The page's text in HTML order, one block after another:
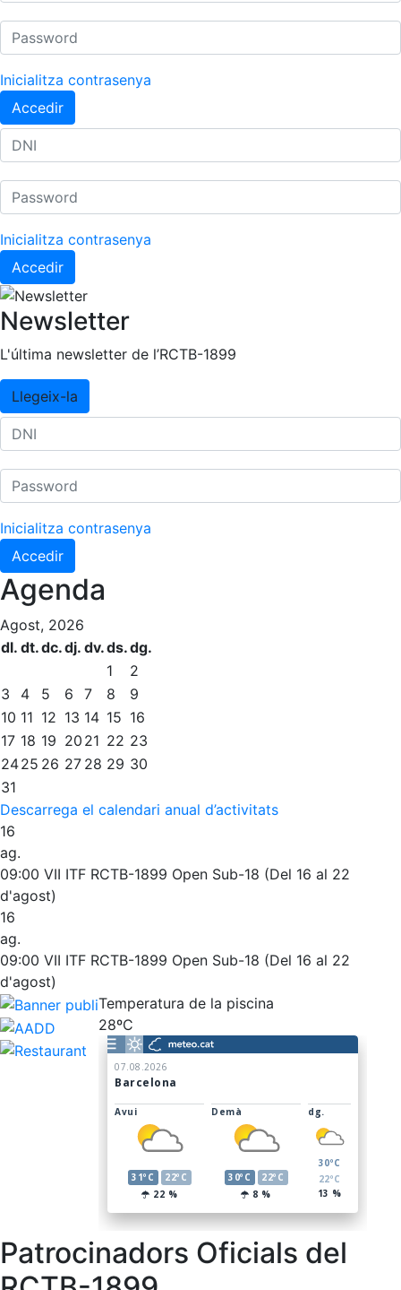
Inicialitza contrasenya
Accedir
Inicialitza contrasenya
Accedir
Newsletter
L'última newsletter de l’RCTB-1899
Llegeix-la
Inicialitza contrasenya
Accedir
Agenda
Agost, 2026
dl. dt.dc.dj. dv.ds.dg.
1
2
3
4 5 6 7 8
9
10 11 12 13 14 15 16
17 18 19 20 21 22 23
2425 26 27 28 29 30
31
Descarrega el calendari anual d’activitats
16
ag.
09:00 VII ITF RCTB-1899 Open Sub-18 (Del 16 al 22
d'agost)
16
ag.
09:00 VII ITF RCTB-1899 Open Sub-18 (Del 16 al 22
d'agost)
Temperatura de la piscina
28ºC
Patrocinadors Oficials del